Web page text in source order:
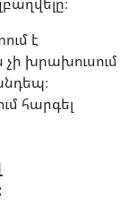
է
չի խրախուսում
հարգել